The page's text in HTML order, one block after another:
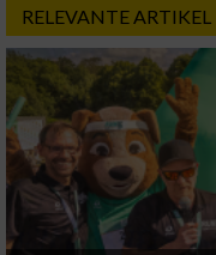
RELEVANTE ARTIKEL